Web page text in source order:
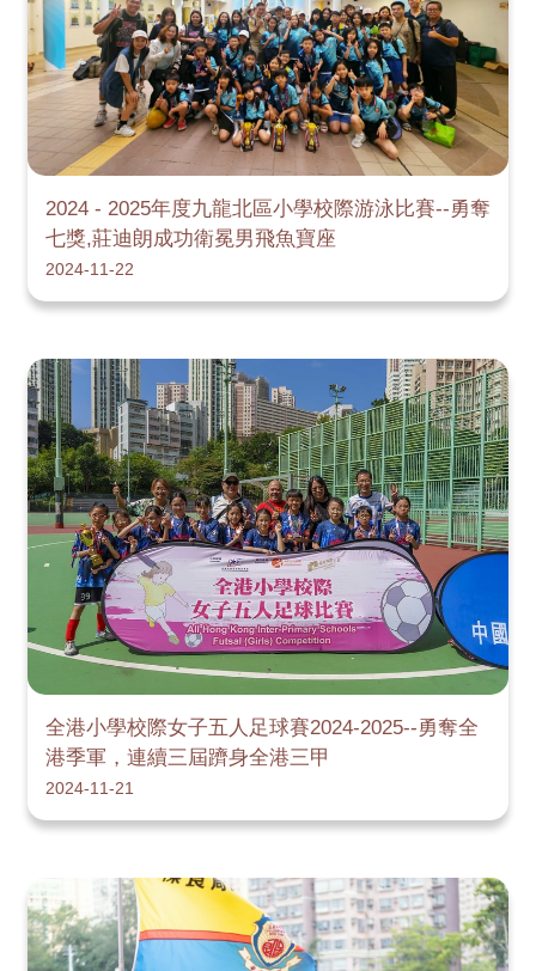
2024 - 2025年度九龍北區小學校際游泳比賽--勇奪
七獎,莊迪朗成功衛冕男飛魚寶座
2024-11-22
全港小學校際女子五人足球賽2024-2025--勇奪全
港季軍，連續三屆躋身全港三甲
2024-11-21